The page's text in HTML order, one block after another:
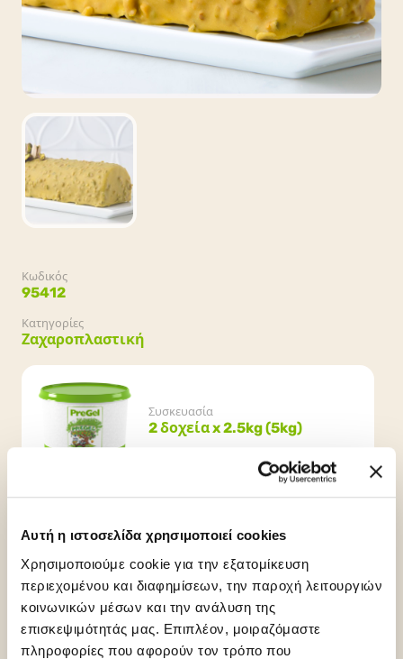
Αυτή η ιστοσελίδα χρησιμοποιεί cookies
Χρησιμοποιούμε cookie για την εξατομίκευση
περιεχομένου και διαφημίσεων, την παροχή λειτουργιών
κοινωνικών μέσων και την ανάλυση της
επισκεψιμότητάς μας. Επιπλέον, μοιραζόμαστε
πληροφορίες που αφορούν τον τρόπο που
Κωδικός
95412
Κατηγορίες
Ζαχαροπλαστική
Συσκευασία
2 δοχεία x 2.5kg (5kg)
Gluten Free Palm Oil Free
Chalavi